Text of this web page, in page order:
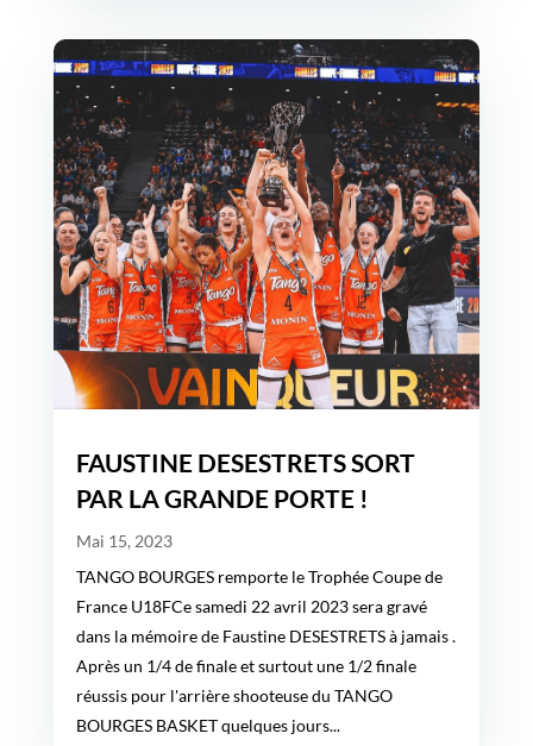
FAUSTINE DESESTRETS SORT
PAR LA GRANDE PORTE !
Mai 15, 2023
TANGO BOURGES remporte le Trophée Coupe de
France U18FCe samedi 22 avril 2023 sera gravé
dans la mémoire de Faustine DESESTRETS à jamais .
Après un 1/4 de finale et surtout une 1/2 finale
réussis pour l'arrière shooteuse du TANGO
BOURGES BASKET quelques jours...